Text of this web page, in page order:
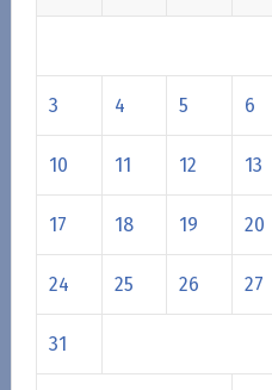
3 4 5 6
10 11 12 13
17 18 19 20
24 25 26 27
31